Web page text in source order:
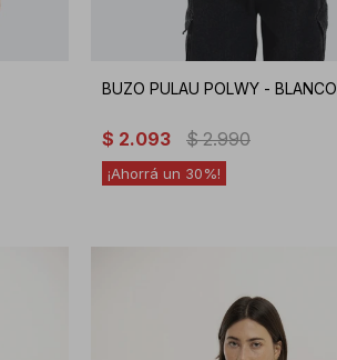
BUZO PULAU POLWY - BLANCO
$ 2.093 $ 2.990
30